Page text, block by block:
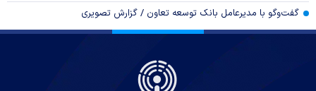
گفت‌وگو با مدیرعامل بانک توسعه تعاون / گزارش تصویری